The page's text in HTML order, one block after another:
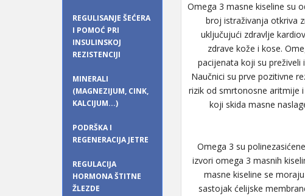
REGULISANJE ŠEĆERA
I POMOĆ PRI
INSULINSKOJ
REZISTENCIJI
MINERALI
(MAGNEZIJUM, CINK,
KALCIJUM...)
PODRŠKA I
REGENERACIJA JETRE
REGULACIJA
HORMONA ŠTITNE
ŽLEZDE
Omega 3 masne kiseline su
broj istraživanja otkriva
uključujući zdravlje
zdrave kože i kose.
pacijenata koji su
Naučnici su prve pozitivne
rizik od smrtonosne aritmije
koji skida masne
Omega 3 su
izvori omega 3 masnih
masne kiseline se
sastojak ćelijske